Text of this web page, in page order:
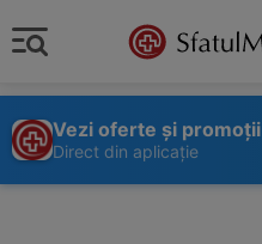
Vezi oferte și promoții
Direct din aplicație